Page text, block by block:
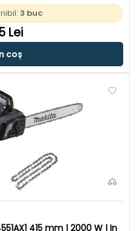
3 buc
Lei
coș
415 mm | 2000 W | In